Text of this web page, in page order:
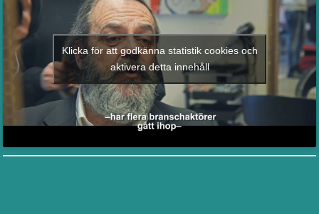
Klicka för att godkänna statistik cookies och
aktivera detta innehåll